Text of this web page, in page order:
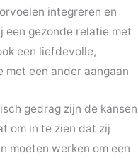
integreren en
een gezonde relatie met
een liefdevolle,
een ander aangaan
gedrag zijn de kansen
om in te zien dat zij
moeten werken om een